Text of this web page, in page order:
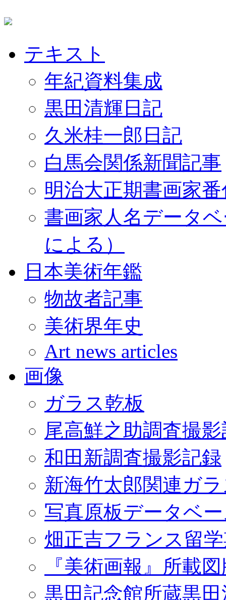
テキスト
年紀資料集成
黒田清輝日記
久米桂一郎日記
白馬会関係新聞記事
明治大正期書画家
書画家人名データ
による）
日本美術年鑑
物故者記事
美術界年史
Art news articles
画像
ガラス乾板
尾高鮮之助調査撮
和田新調査撮影記録
新海竹太郎関連ガ
写真原板データベ
畑正吉フランス留
『美術画報』所載
黒田記念館所蔵黒